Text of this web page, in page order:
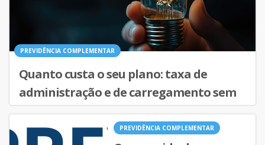
PREVIDÊNCIA COMPLEMENTAR
Quanto custa o seu plano: taxa de
administração e de carregamento sem
mistério
PREVIDÊNCIA COMPLEMENTAR